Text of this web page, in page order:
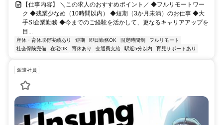
【仕事内容】 ＼この求人のおすすめポイント／ ◆フルリモートワー
ク ◆残業少なめ（10時間以内） ◆短期（3か月未満）のお仕事 ◆大
手SI企業勤務 ◆今までのご経験を活かして、更なるキャリアアップを
目...
産休・育休取得実績あり 短期 即日勤務OK 固定時間制
フルリモート
社会保険完備
在宅OK 育休あり 交通費支給 駅近5分以内 育児サポートあり
派遣社員